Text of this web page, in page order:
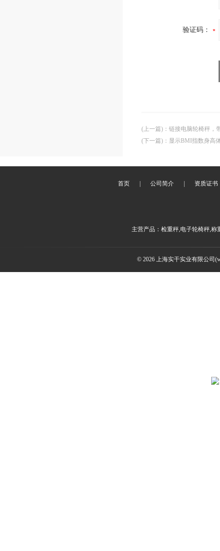
验证码：
(上一篇) ： 链接电脑轮椅秤，
(下一篇) ： 显示BMI指数身高
首页 公司简介 资质证书
主营产品：检重秤,电子轮椅秤,
© 2026 上海实干实业有限公司